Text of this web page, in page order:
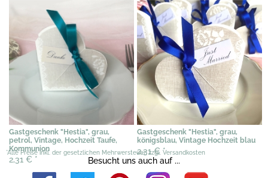
Gastgeschenk "Hestia", grau,
petrol, Vintage, Hochzeit Taufe,
Kommunion
2,31 € *
Gastgeschenk "Hestia", grau,
königsblau, Vintage Hochzeit blau
2,31 € *
*Alle Preise inkl. der gesetzlichen Mehrwersteuer, zzgl. Versandkosten
Besucht uns auch auf ...